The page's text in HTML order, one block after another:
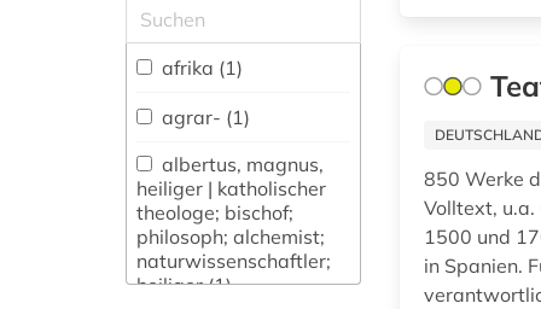
Allgemeine und
vergleichende Sprach-
und
Literaturwissenschaft.
Indogermanistik.
Außereuropäische
Sprachen und
Literaturen (77)
Anglistik.
Amerikanistik (41)
afrika (1)
agrar- (1)
albertus, magnus,
heiliger | katholischer
theologe; bischof;
philosoph; alchemist;
naturwissenschaftler;
heiliger (1)
850 Werke
Volltext, u.a.
1500 und
in Spanien.